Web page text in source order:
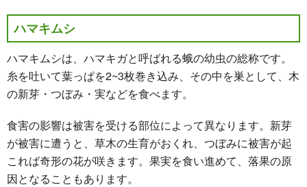
ハマキムシ
ハマキムシは、ハマキガと呼ばれる蛾の幼虫の総称です。
糸を吐いて葉っぱを2~3枚巻き込み、その中を巣として、木
の新芽・つぼみ・実などを食べます。
食害の影響は被害を受ける部位によって異なります。新芽
が被害に遭うと、草木の生育がおくれ、つぼみに被害が起
これば奇形の花が咲きます。果実を食い進めて、落果の原
因となることもあります。